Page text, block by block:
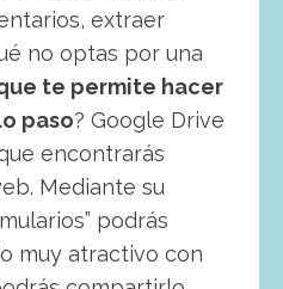
extraer
no optas por una
te permite hacer
paso? Google Drive
encontrarás
Mediante su
podrás
muy atractivo con